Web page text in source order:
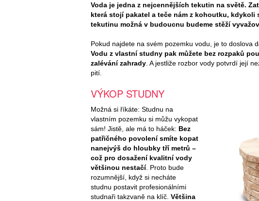
Voda je jedna z nejcennějších tekutin na světě.
která stojí pakatel a teče nám z kohoutku, kdykoli
tekutinu možná v budoucnu budeme stěží
Pokud najdete na svém pozemku vodu, je to doslova
Vodu z vlastní studny pak můžete bez rozpaků
zalévání zahrady . A jestliže rozbor vody potvrdí její
pití.
VÝKOP STUDNY
Možná si říkáte: Studnu na
vlastním pozemku si můžu vykopat
sám! Jistě, ale má to háček: Bez
patřičného povolení smíte kopat
nanejvýš do hloubky tří metrů –
což pro dosažení kvalitní vody
většinou nestačí. Proto bude
rozumnější, když si necháte
studnu postavit profesionálními
studnaři takzvaně na klíč. Většina